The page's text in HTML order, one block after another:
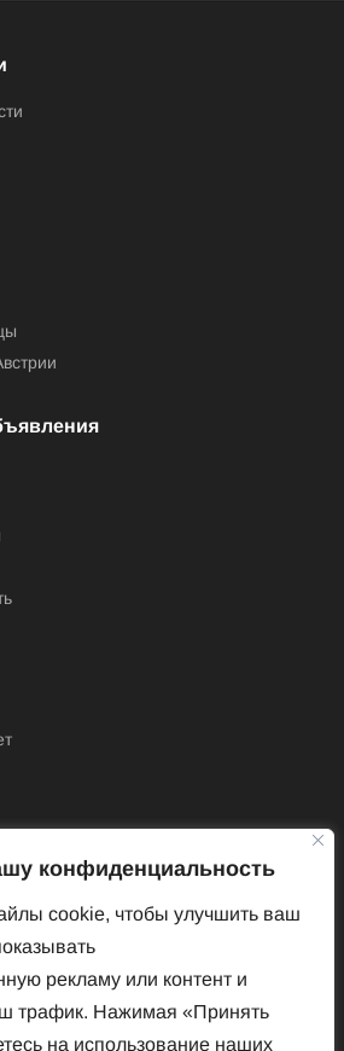
конфиденциальность
cookie, чтобы улучшить ваш
рекламу или контент и
трафик. Нажимая «Принять
на использование наших
журнал